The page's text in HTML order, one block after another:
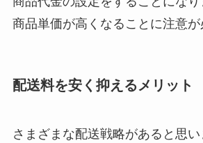
商品単価が高くなることに注意が
配送料を安く抑えるメリット
さまざまな配送戦略があると思